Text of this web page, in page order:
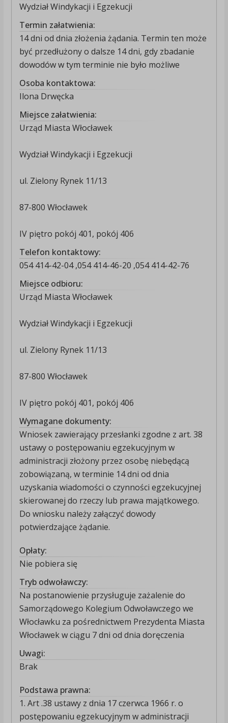
Wydział Windykacji i Egzekucji
Termin załatwienia:
14 dni od dnia złożenia żądania. Termin ten może
być przedłużony o dalsze 14 dni, gdy zbadanie
dowodów w tym terminie nie było możliwe
Osoba kontaktowa:
Ilona Drwęcka
Miejsce załatwienia:
Urząd Miasta Włocławek
Wydział Windykacji i Egzekucji
ul. Zielony Rynek 11/13
87-800 Włocławek
IV piętro pokój 401, pokój 406
Telefon kontaktowy:
054 414-42-04 ,054 414-46-20 ,054 414-42-76
Miejsce odbioru:
Urząd Miasta Włocławek
Wydział Windykacji i Egzekucji
ul. Zielony Rynek 11/13
87-800 Włocławek
IV piętro pokój 401, pokój 406
Wymagane dokumenty:
Wniosek zawierający przesłanki zgodne z art. 38
ustawy o postępowaniu egzekucyjnym w
administracji złożony przez osobę niebędącą
zobowiązaną, w terminie 14 dni od dnia
uzyskania wiadomości o czynności egzekucyjnej
skierowanej do rzeczy lub prawa majątkowego.
Do wniosku należy załączyć dowody
potwierdzające żądanie.
Opłaty:
Nie pobiera się
Tryb odwoławczy:
Na postanowienie przysługuje zażalenie do
Samorządowego Kolegium Odwoławczego we
Włocławku za pośrednictwem Prezydenta Miasta
Włocławek w ciągu 7 dni od dnia doręczenia
Uwagi:
Brak
Podstawa prawna:
1. Art .38 ustawy z dnia 17 czerwca 1966 r. o
postępowaniu egzekucyjnym w administracji